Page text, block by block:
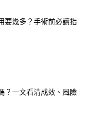
要幾多？手術前必讀指
？一文看清成效、風險